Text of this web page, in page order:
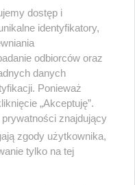
dostęp i
identyfikatory,
odbiorców oraz
danych
Ponieważ
„Akceptuję”.
znajdujący
zgody użytkownika,
tylko na tej